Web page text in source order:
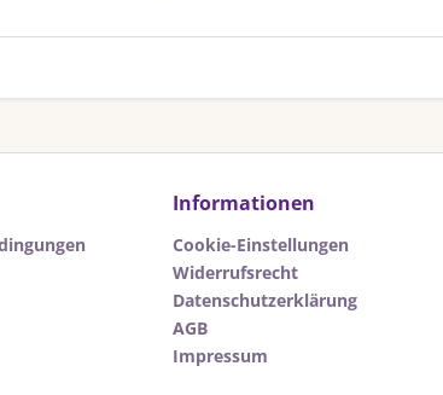
Informationen
Cookie-Einstellungen
Widerrufsrecht
Datenschutzerklärung
AGB
Impressum